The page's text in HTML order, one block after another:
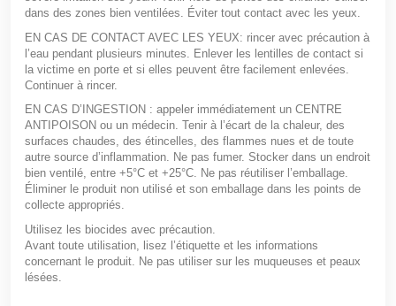
dans des zones bien ventilées. Éviter tout contact avec les yeux.
EN CAS DE CONTACT AVEC LES YEUX: rincer avec précaution à
l’eau pendant plusieurs minutes. Enlever les lentilles de contact si
la victime en porte et si elles peuvent être facilement enlevées.
Continuer à rincer.
EN CAS D’INGESTION : appeler immédiatement un CENTRE
ANTIPOISON ou un médecin. Tenir à l’écart de la chaleur, des
surfaces chaudes, des étincelles, des flammes nues et de toute
autre source d’inflammation. Ne pas fumer. Stocker dans un endroit
bien ventilé, entre +5°C et +25°C. Ne pas réutiliser l’emballage.
Éliminer le produit non utilisé et son emballage dans les points de
collecte appropriés.
Utilisez les biocides avec précaution.
Avant toute utilisation, lisez l’étiquette et les informations
concernant le produit. Ne pas utiliser sur les muqueuses et peaux
lésées.